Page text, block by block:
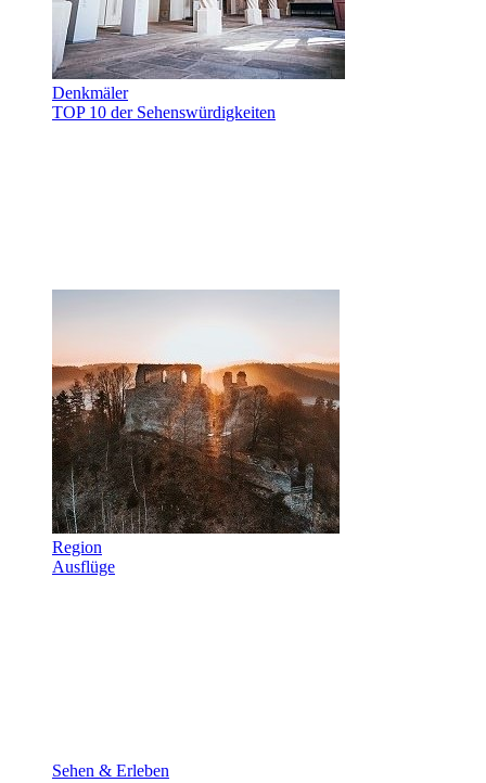
Denkmäler
TOP 10 der Sehenswürdigkeiten
Region
Ausflüge
Sehen & Erleben